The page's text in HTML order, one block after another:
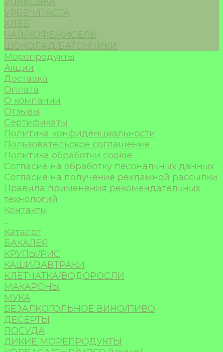
УРБЕЧ/ПАСТА
ХЛЕБ
ЧАЙ/КОФЕ/КИСЕЛЬ
ШОКОЛАД/БАТОНЧИКИ
Морепродукты
Акции
Доставка
Оплата
О компании
Отзывы
Сертификаты
Политика конфиденциальности
Пользовательское соглашение
Политика обработки cookie
Согласие на обработку песональных данных
Согласие на получение рекламной рассылки
Правила применения рекомендательных
технологий
Контакты
...
Каталог
БАКАЛЕЯ
КРУПЫ/РИС
КАШИ/ЗАВТРАКИ
КЛЕТЧАТКА/ВОДОРОСЛИ
МАКАРОНЫ
МУКА
БЕЗАЛКОГОЛЬНОЕ ВИНО/ПИВО
ДЕСЕРТЫ
ПОСУДА
ДИКИЕ МОРЕПРОДУКТЫ